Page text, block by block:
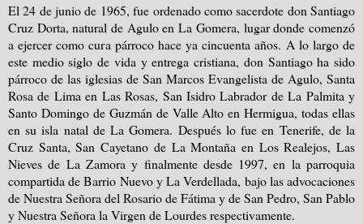
El 24 de junio de 1965, fue ordenado como sacerdote don Santiago
Cruz Dorta, natural de Agulo en La Gomera, lugar donde comenzó
a ejercer como cura párroco hace ya cincuenta años. A lo largo de
este medio siglo de vida y entrega cristiana, don Santiago ha sido
párroco de las iglesias de San Marcos Evangelista de Agulo, Santa
Rosa de Lima en Las Rosas, San Isidro Labrador de La Palmita y
Santo Domingo de Guzmán de Valle Alto en Hermigua, todas ellas
en su isla natal deLa Gomera. Despuéslo fue en Tenerife, dela
Cruz Santa, San Cayetano de La Montaña en Los Realejos, Las
Nieves de La Zamora y finalmente desde 1997, en la parroquia
compartida de Barrio Nuevo y La Verdellada, bajo las advocaciones
de Nuestra Señora del Rosario de Fátima y de San Pedro, San Pablo
y Nuestra Señora la Virgen de Lourdes respectivamente.